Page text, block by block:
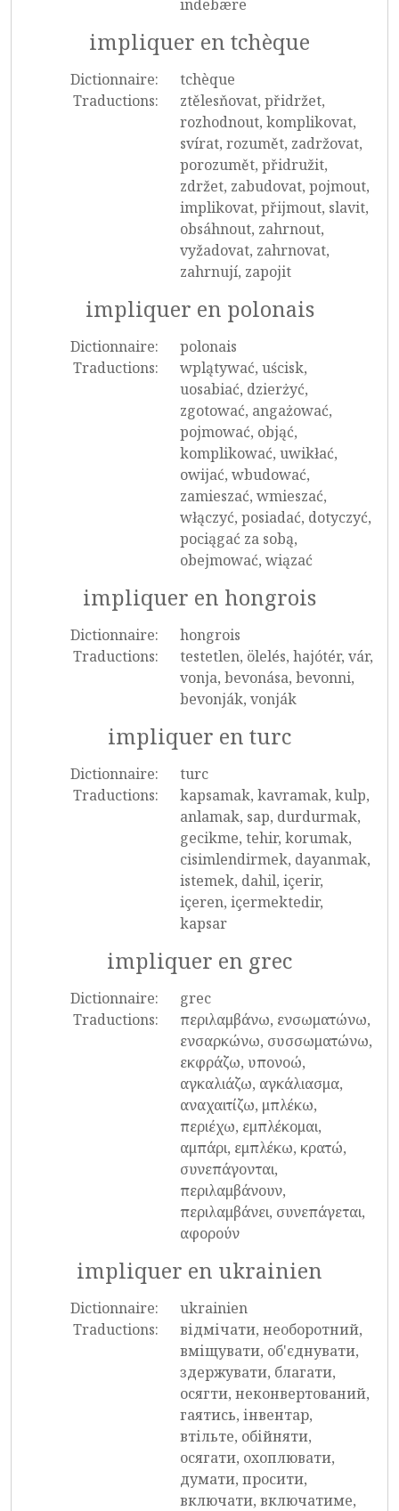
indebære
impliquer en tchèque
Dictionnaire:
tchèque
Traductions:
ztělesňovat, přidržet,
rozhodnout, komplikovat,
svírat, rozumět, zadržovat,
porozumět, přidružit,
zdržet, zabudovat, pojmout,
implikovat, přijmout, slavit,
obsáhnout, zahrnout,
vyžadovat, zahrnovat,
zahrnují, zapojit
impliquer en polonais
Dictionnaire:
polonais
Traductions:
wplątywać, uścisk,
uosabiać, dzierżyć,
zgotować, angażować,
pojmować, objąć,
komplikować, uwikłać,
owijać, wbudować,
zamieszać, wmieszać,
włączyć, posiadać, dotyczyć,
pociągać za sobą,
obejmować, wiązać
impliquer en hongrois
Dictionnaire:
hongrois
Traductions:
testetlen, ölelés, hajótér, vár,
vonja, bevonása, bevonni,
bevonják, vonják
impliquer en turc
Dictionnaire:
turc
Traductions:
kapsamak, kavramak, kulp,
anlamak, sap, durdurmak,
gecikme, tehir, korumak,
cisimlendirmek, dayanmak,
istemek, dahil, içerir,
içeren, içermektedir,
kapsar
impliquer en grec
Dictionnaire:
grec
Traductions:
περιλαμβάνω, ενσωματώνω,
ενσαρκώνω, συσσωματώνω,
εκφράζω, υπονοώ,
αγκαλιάζω, αγκάλιασμα,
αναχαιτίζω, μπλέκω,
περιέχω, εμπλέκομαι,
αμπάρι, εμπλέκω, κρατώ,
συνεπάγονται,
περιλαμβάνουν,
περιλαμβάνει, συνεπάγεται,
αφορούν
impliquer en ukrainien
Dictionnaire:
ukrainien
Traductions:
відмічати, необоротний,
вміщувати, об'єднувати,
здержувати, благати,
осягти, неконвертований,
гаятись, інвентар,
втільте, обійняти,
осягати, охоплювати,
думати, просити,
включати, включатиме,